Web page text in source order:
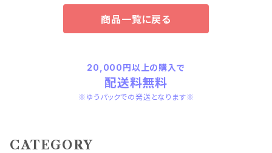
商品一覧に戻る
20,000円以上の購入で
配送料無料
※ゆうパックでの発送となります※
CATEGORY